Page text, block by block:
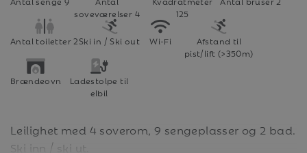
soveværelser 4
125
Antal toiletter 2Ski in / Ski out Wi-Fi
Afstand til
pist/lift (>350m)
Brændeovn
Ladestolpe til
elbil
Leilighet med 4 soverom, 9 sengeplasser og 2 bad.
Ski inn / ski ut.